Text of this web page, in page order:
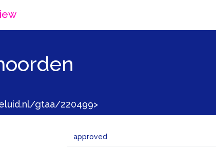
gtaa/220499>
approved